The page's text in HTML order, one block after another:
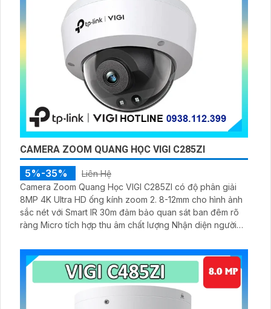
CAMERA ZOOM QUANG HỌC VIGI C285ZI
5%-35%
Liên Hệ
Camera Zoom Quang Học VIGI C285ZI có độ phân giải
8MP 4K Ultra HD ống kính zoom 2. 8-12mm cho hình ảnh
sắc nét với Smart IR 30m đảm bảo quan sát ban đêm rõ
ràng Micro tích hợp thu âm chất lượng Nhận diện người
256GB hoặc đầu ghi. Chuẩn nén H